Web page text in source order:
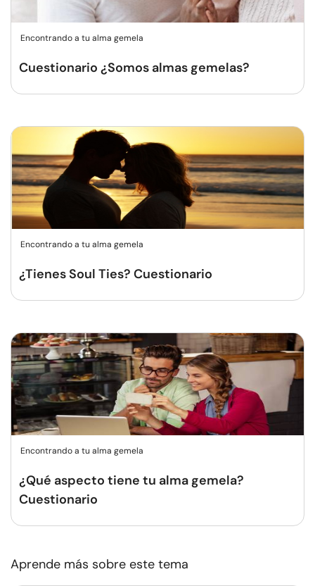
Encontrando a tu alma gemela
Cuestionario ¿Somos almas gemelas?
Encontrando a tu alma gemela
¿Tienes Soul Ties? Cuestionario
Encontrando a tu alma gemela
¿Qué aspecto tiene tu alma gemela?
Cuestionario
Aprende más sobre este tema